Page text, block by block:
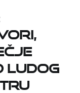
ludog